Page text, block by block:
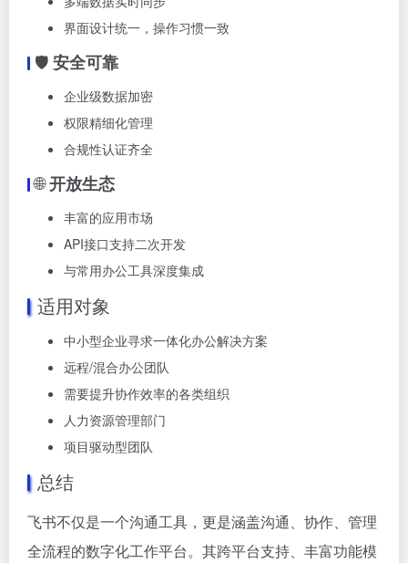
界面设计统一，操作习惯一致
🛡️安全可靠
企业级数据加密
权限精细化管理
合规性认证齐全
🌐开放生态
丰富的应用市场
API接口支持二次开发
与常用办公工具深度集成
适用对象
中小型企业寻求一体化办公解决方案
远程/混合办公团队
需要提升协作效率的各类组织
人力资源管理部门
项目驱动型团队
总结
飞书不仅是一个沟通工具，更是涵盖沟通、协作、管理
全流程的数字化工作平台。其跨平台支持、丰富功能模